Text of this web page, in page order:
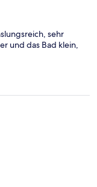
sehr
und das Bad klein,